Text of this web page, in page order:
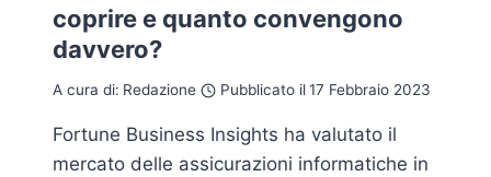
coprire e quanto convengono
davvero?
A cura di: Redazione Pubblicato il17 Febbraio 2023
Fortune Business Insights ha valutato il
mercato delle assicurazioni informatiche in